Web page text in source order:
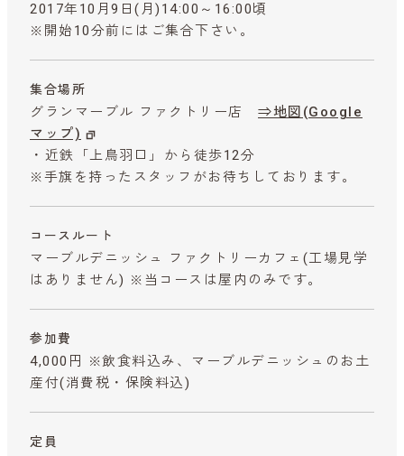
2017年10月9日(月)14:00～16:00頃
※開始10分前にはご集合下さい。
集合場所
グランマーブル ファクトリー店 ⇒地図(Google
マップ)
・近鉄「上鳥羽口」から徒歩12分
※手旗を持ったスタッフがお待ちしております。
コースルート
マーブルデニッシュ ファクトリーカフェ(工場見学
はありません) ※当コースは屋内のみです。
参加費
4,000円 ※飲食料込み、マーブルデニッシュのお土
産付(消費税・保険料込)
定員